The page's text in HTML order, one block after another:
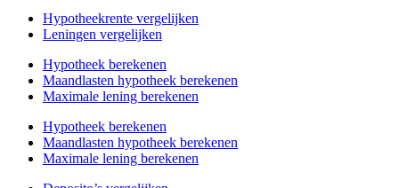
Hypotheekrente vergelijken
Leningen vergelijken
Hypotheek berekenen
Maandlasten hypotheek berekenen
Maximale lening berekenen
Hypotheek berekenen
Maandlasten hypotheek berekenen
Maximale lening berekenen